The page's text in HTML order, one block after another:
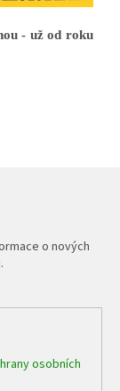
- už od roku
o nových
osobních